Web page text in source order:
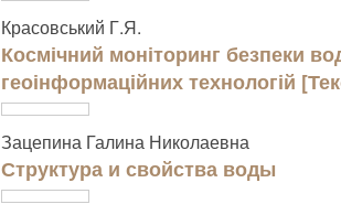
Красовський Г.Я.
Космічний моніторинг безпеки
геоінформаційних технологій
Зацепина Галина Николаевна
Структура и свойства воды